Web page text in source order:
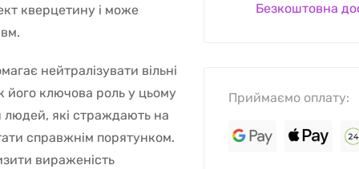
кверцетину і може
нейтралізувати вільні
його ключова роль у цьому
людей, які страждають на
справжнім порятунком.
вираженість
Безкоштовна
Приймаємо оплату: